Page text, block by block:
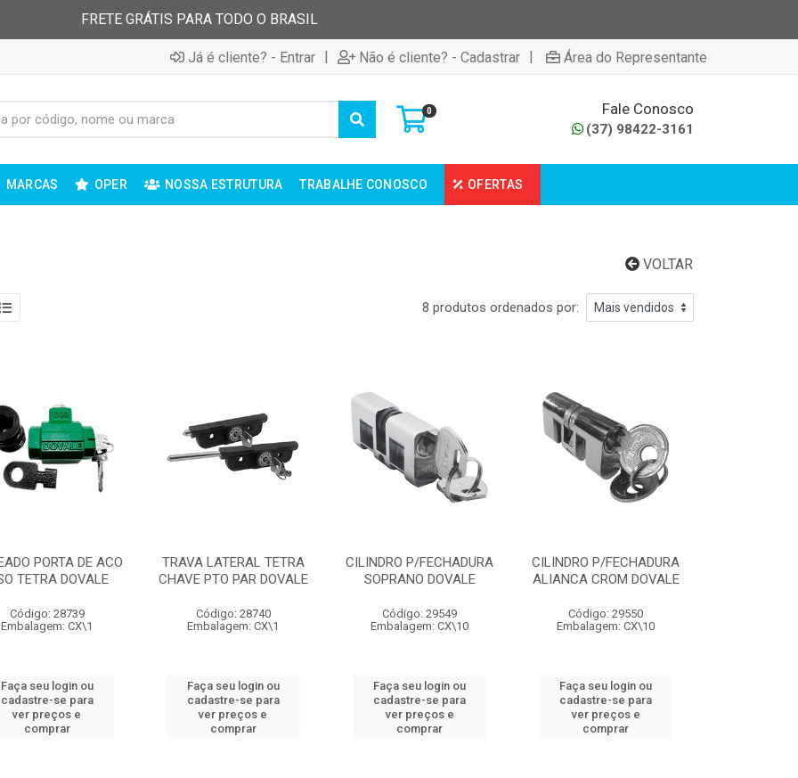
FRETE GRÁTIS PARA TODO O BRASIL
Já é cliente? - Entrar | Não é cliente? - Cadastrar | Área do Representante
0 Fale Conosco
(37) 98422-3161
MARCAS OPER NOSSA ESTRUTURA TRABALHE CONOSCO OFERTAS
VOLTAR
8 produtos ordenados por:
PORTA DE ACO
TETRA DOVALE
Código: 28739
Embalagem: CX\1
Faça seu login ou
cadastre-se para
ver preços e
comprar
TRAVA LATERAL TETRA
CHAVE PTO PAR DOVALE
Código: 28740
Embalagem: CX\1
Faça seu login ou
cadastre-se para
ver preços e
comprar
CILINDRO P/FECHADURA
SOPRANO DOVALE
Código: 29549
Embalagem: CX\10
Faça seu login ou
cadastre-se para
ver preços e
comprar
CILINDRO P/FECHADURA
ALIANCA CROM DOVALE
Código: 29550
Embalagem: CX\10
Faça seu login ou
cadastre-se para
ver preços e
comprar